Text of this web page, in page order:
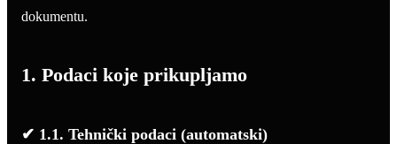
dokumentu.
1. Podaci koje prikupljamo
✔ 1.1. Tehnički podaci (automatski)